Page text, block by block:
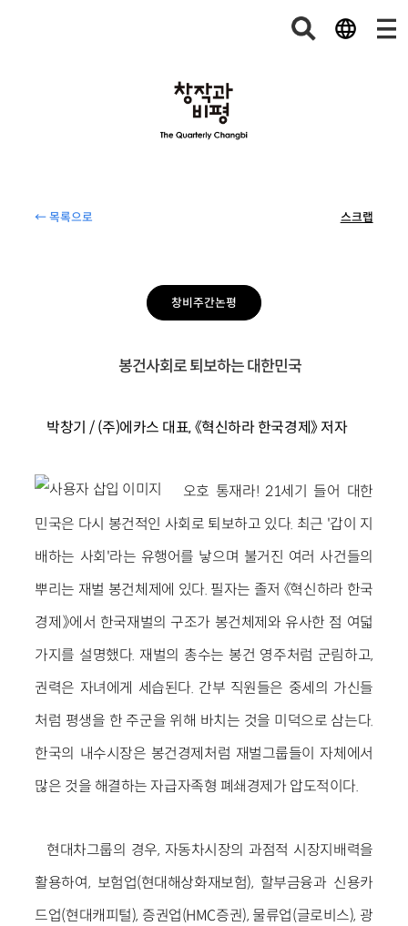
← 목록으로 스크랩
창비주간논평
봉건사회로 퇴보하는 대한민국
박창기 / (주)에카스 대표, 《혁신하라 한국경제》 저자
오호 통재라! 21세기 들어 대한
민국은 다시 봉건적인 사회로 퇴보하고 있다. 최근 '갑이 지
배하는 사회'라는 유행어를 낳으며 불거진 여러 사건들의
뿌리는 재벌 봉건체제에 있다. 필자는 졸저 《혁신하라 한국
경제》에서 한국재벌의 구조가 봉건체제와 유사한 점 여덟
가지를 설명했다. 재벌의 총수는 봉건 영주처럼 군림하고,
권력은 자녀에게 세습된다. 간부 직원들은 중세의 가신들
처럼 평생을 한 주군을 위해 바치는 것을 미덕으로 삼는다.
한국의 내수시장은 봉건경제처럼 재벌그룹들이 자체에서
많은 것을 해결하는 자급자족형 폐쇄경제가 압도적이다.
현대차그룹의 경우, 자동차시장의 과점적 시장지배력을
활용하여, 보험업(현대해상화재보험), 할부금융과 신용카
드업(현대캐피털), 증권업(HMC증권), 물류업(글로비스), 광